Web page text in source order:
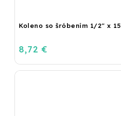
Koleno so šróbením 1/2" x 15
8,72 €